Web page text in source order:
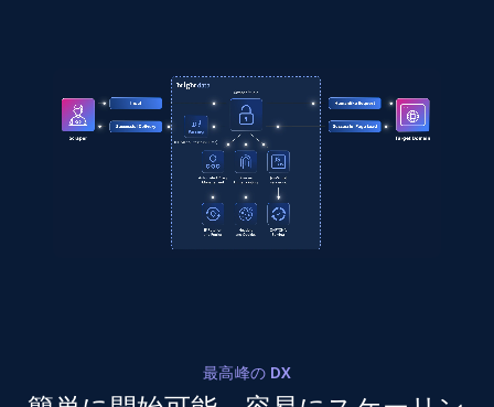
Crunchbase companies information
Name, URL, ID, Cb rank, Region, About,
Industries, Operating status, and more.
無料トライアル
Searching data by keyword
最高峰の DX